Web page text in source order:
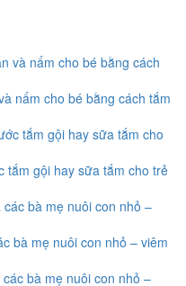
nấm cho bé bằng cách tắm
tắm gội hay sữa tắm cho trẻ
bà mẹ nuôi con nhỏ – viêm